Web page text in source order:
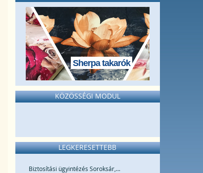
Sherpa takarók
KÖZÖSSÉGI MODUL
LEGKERESETTEBB
Biztosítási ügyintézés Soroksár,...